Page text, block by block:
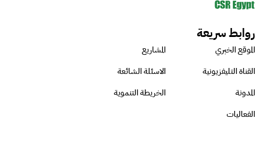
روابط سريعة
الموقع الخبري
المشاريع
القناة التليفزيونية
الاسئلة الشائعة
المدونة
الخريطة التنموية
الفعاليات